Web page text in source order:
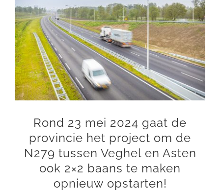
grotere
afbeelding
Rond 23 mei 2024 gaat de
provincie het project om de
N279 tussen Veghel en Asten
ook 2×2 baans te maken
opnieuw opstarten!